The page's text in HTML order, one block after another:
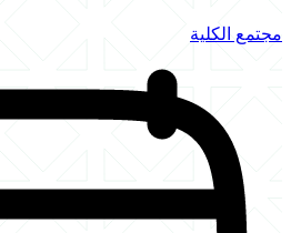
مجتمع الكلية